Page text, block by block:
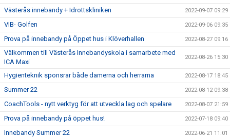
Västerås innebandy + Idrottskliniken 2022-09-07 09:29
VIB- Golfen 2022-09-06 09:35
Prova på innebandy på Öppet hus i Klöverhallen 2022-08-27 09:16
Välkommen till Västerås Innebandyskola i samarbete med
ICA Maxi
2022-08-26 15:30
Hygienteknik sponsrar både damerna och herrarna 2022-08-17 18:45
Summer 22 2022-08-12 09:38
CoachTools - nytt verktyg för att utveckla lag och spelare 2022-08-07 21:59
Prova på innebandy på öppet hus! 2022-07-18 09:40
Innebandy Summer 22 2022-06-21 11:01